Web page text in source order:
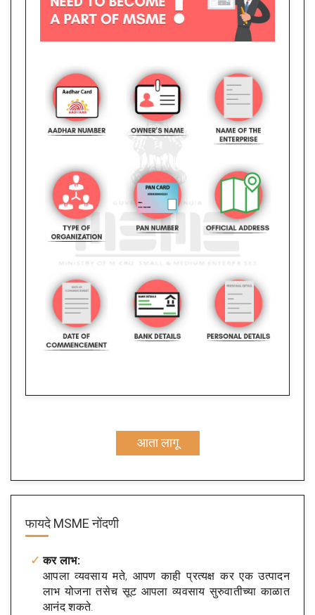
आता लागू
फायदेMSME नोंदणी
कर लाभ:
आपला व्यवसाय मते, आपण काही प्रत्यक्ष कर एक उत्पादन
लाभ योजना तसेच सूट आपला व्यवसाय सुरुवातीच्या काळात
आनंद शकते.